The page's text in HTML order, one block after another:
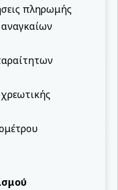
πληρωμής